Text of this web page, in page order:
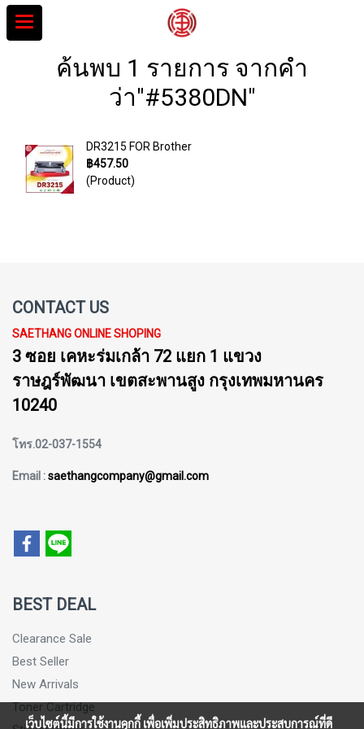
ค้นพบ 1 รายการ จากคำ
ว่า"#5380DN"
DR3215 FOR Brother
฿457.50
(Product)
CONTACT US
SAETHANG ONLINE SHOPING
3 ซอย เคหะร่มเกล้า 72 แยก 1 แขวง
ราษฎร์พัฒนา เขตสะพานสูง กรุงเทพมหานคร
10240
โทร.02-037-1554
Email :saethangcompany@gmail.com
BEST DEAL
Clearance Sale
Best Seller
New Arrivals
Toner Cartridge
เว็บไซต์นี้มีการใช้งานคุกกี้ เพื่อเพิ่มประสิทธิภาพและประสบการณ์ที่ดี